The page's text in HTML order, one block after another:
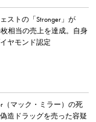
ストの「Stronger」が
相当の売上を達成。自身
ヤモンド認定
（マック・ミラー）の死
造ドラッグを売った容疑